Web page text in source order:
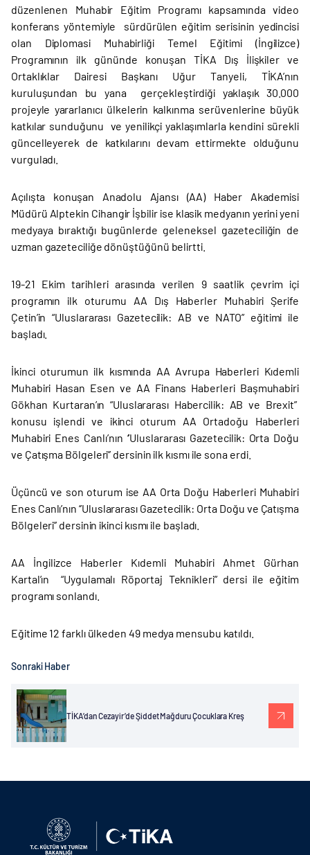
düzenlenen Muhabir Eğitim Programı kapsamında video
konferans yöntemiyle sürdürülen eğitim serisinin yedincisi
olan Diplomasi Muhabirliği Temel Eğitimi (İngilizce)
Programının ilk gününde konuşan TİKA Dış İlişkiler ve
Ortaklıklar Dairesi Başkanı Uğur Tanyeli, TİKA’nın
kuruluşundan bu yana gerçekleştirdiği yaklaşık 30.000
projeyle yararlanıcı ülkelerin kalkınma serüvenlerine büyük
katkılar sunduğunu ve yenilikçi yaklaşımlarla kendini sürekli
güncelleyerek de katkılarını devam ettirmekte olduğunu
vurguladı.
Açılışta konuşan Anadolu Ajansı (AA) Haber Akademisi
Müdürü Alptekin Cihangir İşbilir ise klasik medyanın yerini yeni
medyaya bıraktığı bugünlerde geleneksel gazeteciliğin de
uzman gazeteciliğe dönüştüğünü belirtti.
19-21 Ekim tarihleri arasında verilen 9 saatlik çevrim içi
programın ilk oturumu AA Dış Haberler Muhabiri Şerife
Çetin’in “Uluslararası Gazetecilik: AB ve NATO” eğitimi ile
başladı.
İkinci oturumun ilk kısmında AA Avrupa Haberleri Kıdemli
Muhabiri Hasan Esen ve AA Finans Haberleri Başmuhabiri
Gökhan Kurtaran’ın “Uluslararası Habercilik: AB ve Brexit”
konusu işlendi ve ikinci oturum AA Ortadoğu Haberleri
Muhabiri Enes Canlı’nın ‘’Uluslararası Gazetecilik: Orta Doğu
ve Çatışma Bölgeleri’’ dersinin ilk kısmı ile sona erdi.
Üçüncü ve son oturum ise AA Orta Doğu Haberleri Muhabiri
Enes Canlı’nın ‘’Uluslararası Gazetecilik: Orta Doğu ve Çatışma
Bölgeleri’’ dersinin ikinci kısmı ile başladı.
AA İngilizce Haberler Kıdemli Muhabiri Ahmet Gürhan
Kartal’ın “Uygulamalı Röportaj Teknikleri” dersi ile eğitim
programı sonlandı.
Eğitime 12 farklı ülkeden 49 medya mensubu katıldı.
Sonraki Haber
TİKA’dan Cezayir’de Şiddet Mağduru Çocuklara Kreş